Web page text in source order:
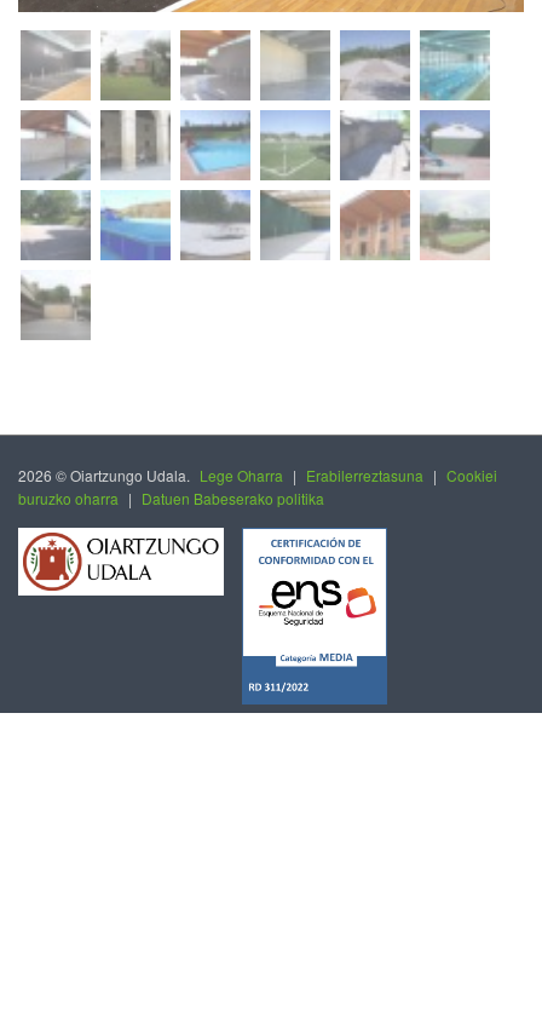
2026 © Oiartzungo Udala. Lege Oharra | Erabilerreztasuna | Cookiei
buruzko oharra | Datuen Babeserako politika